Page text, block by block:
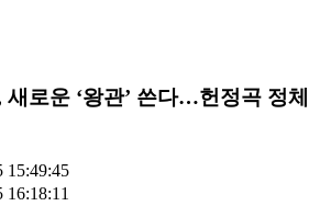
새로운 ‘왕관’ 쓴다…헌정곡 정체
15:49:45